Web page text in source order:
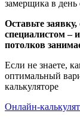
замерщика в
Оставьте
специалистом –
потолков
Если не знаете,
оптимальный
калькуляторе
Онлайн-